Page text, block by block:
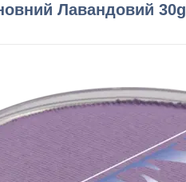
Лавандовий 30g